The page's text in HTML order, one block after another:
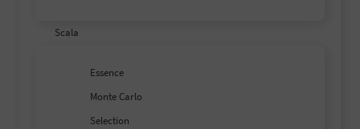
Scala
Essence
Monte Carlo
Selection